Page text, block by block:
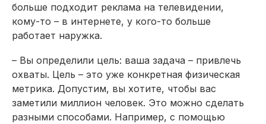
больше подходит реклама на телевидении,
кому-то – в интернете, у кого-то больше
работает наружка.
– Вы определили цель: ваша задача – привлечь
охваты. Цель – это уже конкретная физическая
метрика. Допустим, вы хотите, чтобы вас
заметили миллион человек. Это можно сделать
разными способами. Например, с помощью